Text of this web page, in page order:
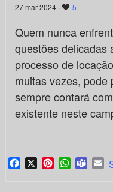
27 mar 2024 · 5
Quem nunca
questões delicadas
processo de
muitas vezes, pode
sempre contará
existente neste
Facebook
X Pinterest